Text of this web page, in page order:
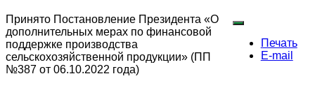
Печать
E-mail
Принято Постановление Президента «О
дополнительных мерах по финансовой
поддержке производства
сельскохозяйственной продукции» (ПП
№387 от 06.10.2022 года)